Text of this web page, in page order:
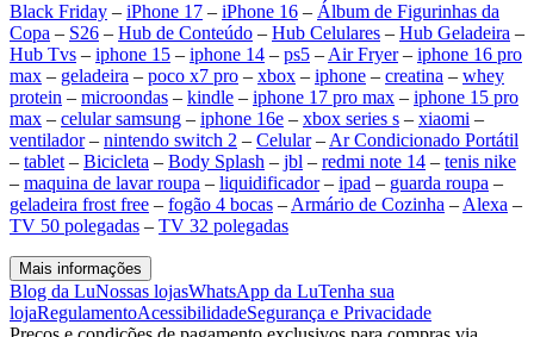
Black Friday – iPhone 17 – iPhone 16 – Álbum de Figurinhas da
Copa – S26 – Hub de Conteúdo – Hub Celulares – Hub Geladeira –
Hub Tvs – iphone 15 – iphone 14 – ps5 – Air Fryer– iphone 16 pro
max – geladeira – poco x7 pro – xbox – iphone – creatina – whey
protein – microondas – kindle – iphone 17 pro max – iphone 15 pro
max – celular samsung – iphone 16e – xbox series s – xiaomi –
ventilador– nintendo switch 2 – Celular– Ar Condicionado Portátil
– tablet – Bicicleta – Body Splash – jbl – redmi note 14 – tenis nike
– maquina de lavar roupa – liquidificador– ipad – guarda roupa –
geladeira frost free – fogão 4 bocas – Armário de Cozinha – Alexa –
TV 50 polegadas – TV 32 polegadas
Mais informações
Blog da LuNossas lojasWhatsApp da LuTenha sua
lojaRegulamentoAcessibilidadeSegurança e Privacidade